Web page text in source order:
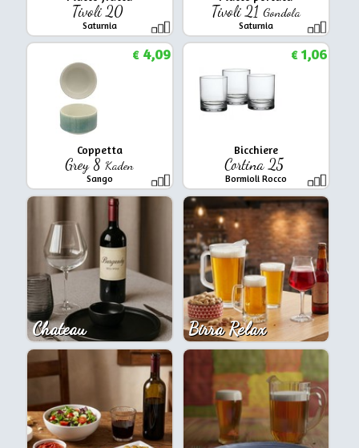
Tivoli 20
Saturnia
Tivoli 21 Gondola
Saturnia
Coppetta
Grey 8 Kaden
Sango
€4,09
Bicchiere
Cortina 25
Bormioli Rocco
€1,06
Chateau Birra Relax